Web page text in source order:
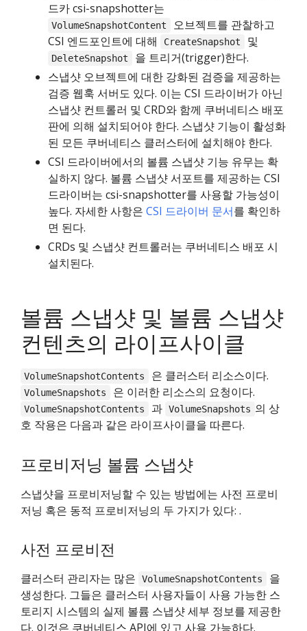
드카 csi-snapshotter는
VolumeSnapshotContent
오브젝트를 관찰하고
CSI 엔드포인트에 대해
CreateSnapshot 및
DeleteSnapshot
을 트리거(trigger)한다.
스냅샷 오브젝트에 대한 강화된 검증을 제공하는
검증 웹훅 서버도 있다. 이는 CSI 드라이버가 아닌
스냅샷 컨트롤러 및 CRD와 함께 쿠버네티스 배포
판에 의해 설치되어야 한다. 스냅샷 기능이 활성화
된 모든 쿠버네티스 클러스터에 설치해야 한다.
CSI 드라이버에서의 볼륨 스냅샷 기능 유무는 확
실하지 않다. 볼륨 스냅샷 서포트를 제공하는 CSI
드라이버는 csi-snapshotter를 사용할 가능성이
높다. 자세한 사항은 CSI 드라이버 문서를 확인하
면 된다.
CRDs 및 스냅샷 컨트롤러는 쿠버네티스 배포 시
설치된다.
볼륨 스냅샷 및 볼륨 스냅샷
컨텐츠의 라이프사이클
VolumeSnapshotContents 은 클러스터 리소스이다.
VolumeSnapshots 은 이러한 리소스의 요청이다.
VolumeSnapshotContents 과 VolumeSnapshots 의 상
호 작용은 다음과 같은 라이프사이클을 따른다.
프로비저닝 볼륨 스냅샷
스냅샷을 프로비저닝할 수 있는 방법에는 사전 프로비
저닝 혹은 동적 프로비저닝의 두 가지가 있다: .
사전 프로비전
클러스터 관리자는 많은 VolumeSnapshotContents
을
생성한다. 그들은 클러스터 사용자들이 사용 가능한 스
토리지 시스템의 실제 볼륨 스냅샷 세부 정보를 제공한
다. 이것은 쿠버네티스 API에 있고 사용 가능하다.